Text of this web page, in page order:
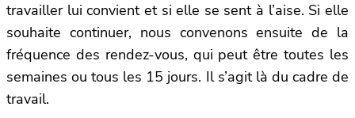
travailler lui convient et si elle se sent à l’aise. Si elle
souhaite continuer, nous convenons ensuite de la
fréquence des rendez-vous, qui peut être toutes les
semaines ou tous les 15 jours. Il s’agit là du cadre de
travail.